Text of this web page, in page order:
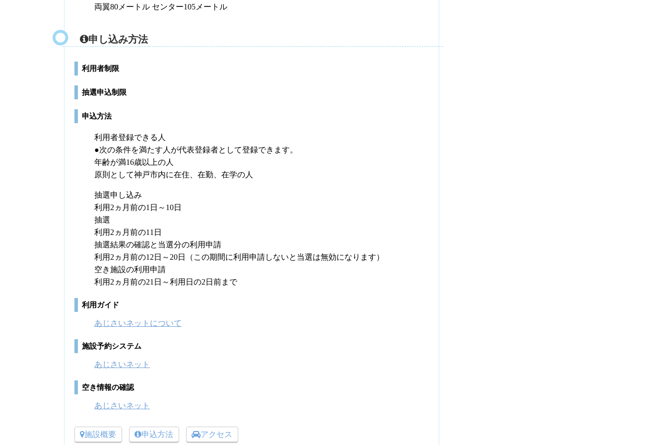
両翼80メートル センター105メートル
申し込み方法
利用者制限
抽選申込制限
申込方法
利用者登録できる人
●次の条件を満たす人が代表登録者として登録できます。
年齢が満16歳以上の人
原則として神戸市内に在住、在勤、在学の人
抽選申し込み
利用2ヵ月前の1日～10日
抽選
利用2ヵ月前の11日
抽選結果の確認と当選分の利用申請
利用2ヵ月前の12日～20日（この期間に利用申請しないと当選は無効になります）
空き施設の利用申請
利用2ヵ月前の21日～利用日の2日前まで
利用ガイド
あじさいネットについて
施設予約システム
あじさいネット
空き情報の確認
あじさいネット
施設概要 申込方法 アクセス